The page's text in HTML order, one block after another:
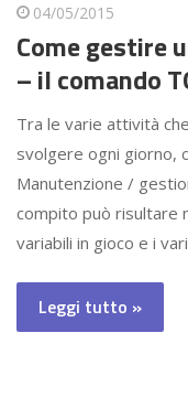
04/05/2015
Come gestire
– il comando
Tra le varie attività
svolgere ogni giorno,
Manutenzione /
compito può risultare
variabili in gioco e i
Leggi tutto »